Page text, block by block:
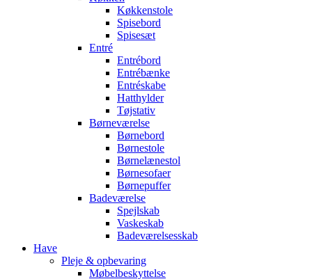
Køkkenstole
Spisebord
Spisesæt
Entré
Entrébord
Entrébænke
Entréskabe
Hatthylder
Tøjstativ
Børneværelse
Børnebord
Børnestole
Børnelænestol
Børnesofaer
Børnepuffer
Badeværelse
Spejlskab
Vaskeskab
Badeværelsesskab
Have
Pleje & opbevaring
Møbelbeskyttelse